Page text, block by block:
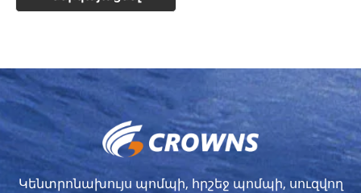
Կենտրոնախույս պոմպի, հրշեջ պոմպի, սուզվող